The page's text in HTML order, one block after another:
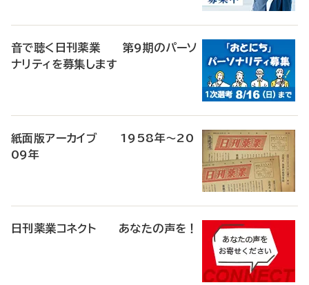
音で聴く日刊薬業 第9期のパーソ
ナリティを募集します
紙面版アーカイブ 1958年～20
09年
日刊薬業コネクト あなたの声を！